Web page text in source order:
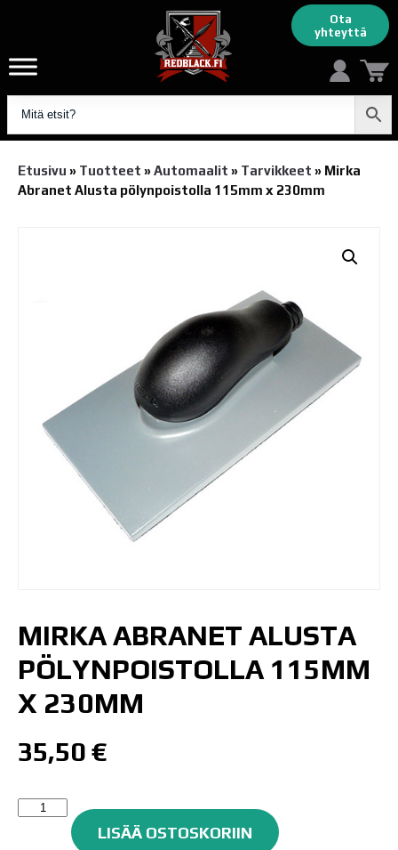
Ota
yhteyttä
Etusivu » Tuotteet » Automaalit » Tarvikkeet » Mirka
Abranet Alusta pölynpoistolla 115mm x 230mm
MIRKA ABRANET ALUSTA
PÖLYNPOISTOLLA 115MM
X 230MM
35,50 €
Mirka
LISÄÄ OSTOSKORIIN